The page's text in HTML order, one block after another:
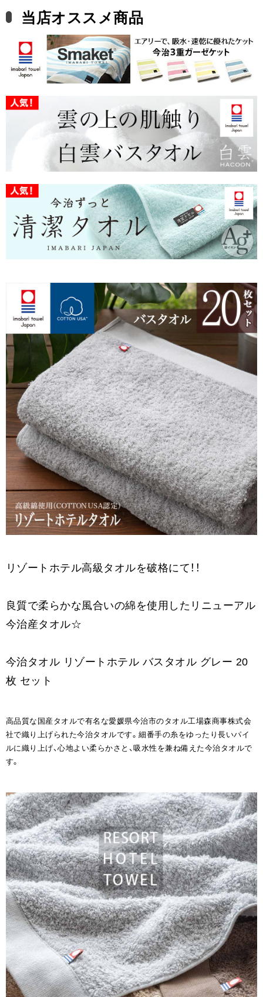
当店オススメ商品
リゾートホテル高級タオルを破格にて！！
良質で柔らかな風合いの綿を使用したリニューアル
今治産タオル☆
今治タオル リゾートホテル バスタオル グレー 20
枚 セット
高品質な国産タオルで有名な愛媛県今治市のタオル工場森商事株式会
社で織り上げられた今治タオルです。細番手の糸をゆったり長いパイ
ルに織り上げ、心地よい柔らかさと、吸水性を兼ね備えた今治タオルで
す。